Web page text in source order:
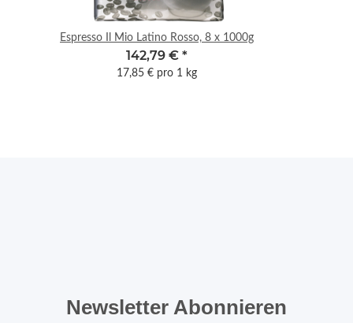
Espresso Il Mio Latino Rosso, 8 x 1000g
142,79 € *
17,85 € pro 1 kg
Newsletter Abonnieren